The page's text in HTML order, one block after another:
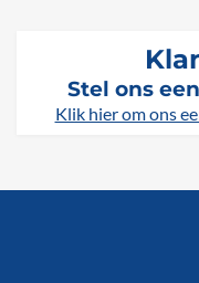
Stel ons
Klik hier om ons